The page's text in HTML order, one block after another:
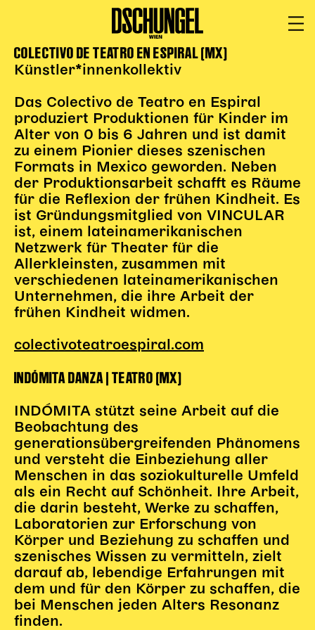
PROGRAMM
Vorstellungen
Festivals
Wild & Schön Festival
Gastspiele
Extras
Available for Touring
Archiv
MITSPIELEN
Macht Wahn Sinn
Kinder Kunst
Abenteuernacht
Junge Kunst
Next Generation
Angewandte + DSCHUNGEL WIEN
MAGMA 25/26
Dramaturgie + Stadt
Theaterwerkstätten
PÄDAGOGIK
Kunst + Wissen
Rund um den Vorstellungsbesuch
COLECTIVO DE TEATRO EN ESPIRAL (MX)
Künstler*innenkollektiv
Das Colectivo de Teatro en Espiral
produziert Produktionen für Kinder im
Alter von 0 bis 6 Jahren und ist damit
zu einem Pionier dieses szenischen
Formats in Mexico geworden. Neben
der Produktionsarbeit schafft es Räume
für die Reflexion der frühen Kindheit. Es
ist Gründungsmitglied von VINCULAR
ist, einem lateinamerikanischen
Netzwerk für Theater für die
Allerkleinsten, zusammen mit
verschiedenen lateinamerikanischen
Unternehmen, die ihre Arbeit der
frühen Kindheit widmen.
colectivoteatroespiral.com
INDÓMITA DANZA | TEATRO (MX)
INDÓMITA stützt seine Arbeit auf die
Beobachtung des
generationsübergreifenden Phänomens
und versteht die Einbeziehung aller
Menschen in das soziokulturelle Umfeld
als ein Recht auf Schönheit. Ihre Arbeit,
die darin besteht, Werke zu schaffen,
Laboratorien zur Erforschung von
Körper und Beziehung zu schaffen und
szenisches Wissen zu vermitteln, zielt
darauf ab, lebendige Erfahrungen mit
dem und für den Körper zu schaffen, die
bei Menschen jeden Alters Resonanz
finden.